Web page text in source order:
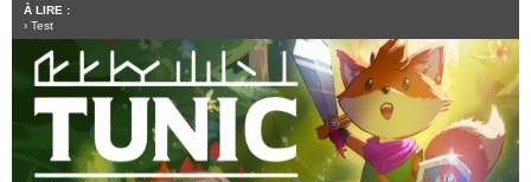
À LIRE :
› Test